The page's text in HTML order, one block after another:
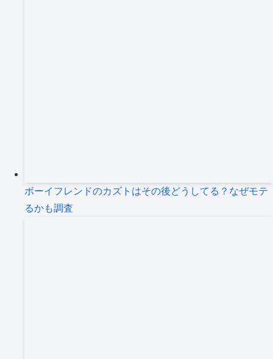
ボーイフレンドのカズトはその後どうしてる？なぜモテ
るかも調査